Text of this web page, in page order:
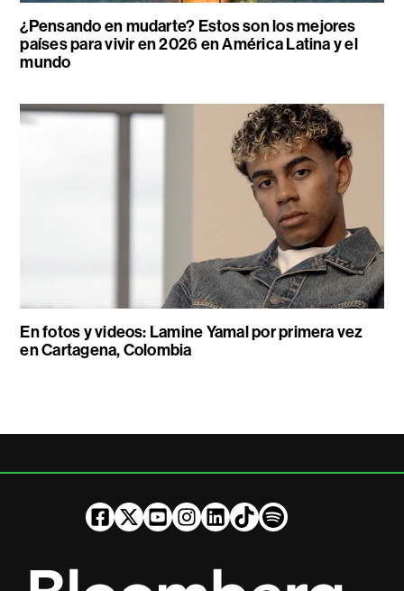
¿Pensando en mudarte? Estos son los mejores
países para vivir en 2026 en América Latina y el
mundo
En fotos y videos: Lamine Yamal por primera vez
en Cartagena, Colombia